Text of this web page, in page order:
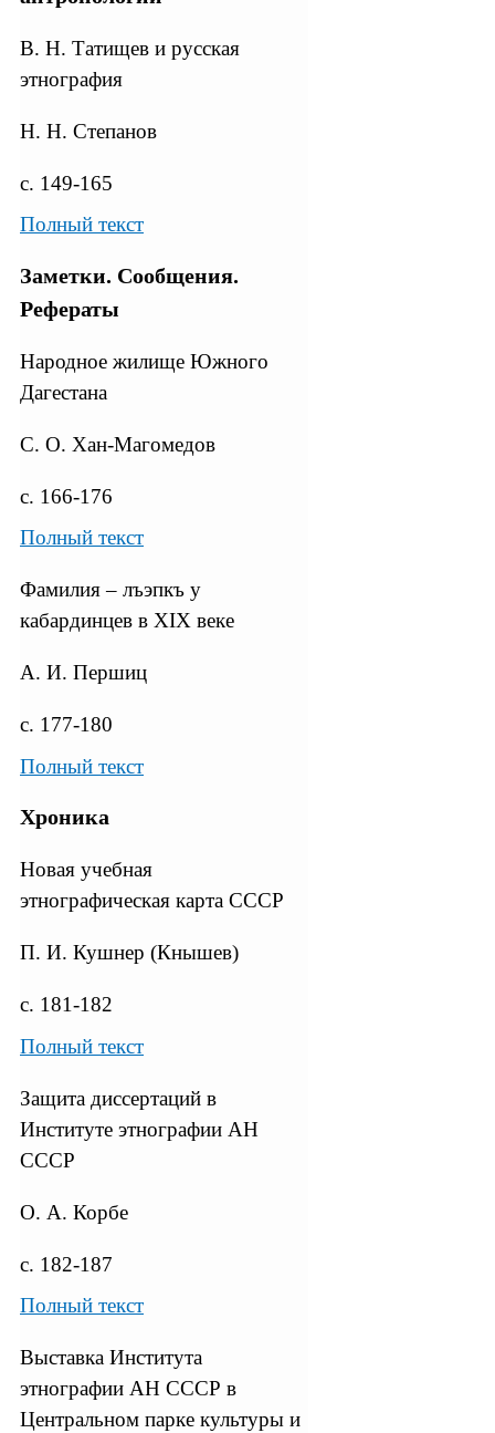
В. Н. Татищев и русская
этнография
Н. Н. Степанов
с. 149-165
Полный текст
Заметки. Сообщения.
Рефераты
Народное жилище Южного
Дагестана
С. О. Xан-Магомедов
с. 166-176
Полный текст
Фамилия – лъэпкъ у
кабардинцев в XIX веке
А. И. Першиц
с. 177-180
Полный текст
Хроника
Новая учебная
этнографическая карта СССР
П. И. Кушнер (Кнышев)
с. 181-182
Полный текст
Защита диссертаций в
Институте этнографии АН
СССР
О. А. Корбе
с. 182-187
Полный текст
Выставка Института
этнографии АН СССР в
Центральном парке культуры и